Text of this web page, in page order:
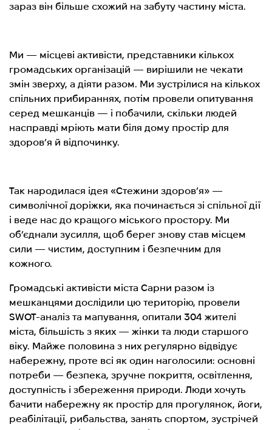
зараз він більше схожий на забуту частину міста.
Ми — місцеві активісти, представники кількох
громадських організацій — вирішили не чекати
змін зверху, а діяти разом. Ми зустрілися на кількох
спільних прибираннях, потім провели опитування
серед мешканців — і побачили, скільки людей
насправді мріють мати біля дому простір для
здоров’я й відпочинку.
Так народилася ідея «Стежини здоров’я» —
символічної доріжки, яка починається зі спільної дії
і веде нас до кращого міського простору. Ми
об’єднали зусилля, щоб берег знову став місцем
сили — чистим, доступним і безпечним для
кожного.
Громадські активісти міста Сарни разом із
мешканцями дослідили цю територію, провели
SWOT-аналіз та мапування, опитали 304 жителі
міста, більшість з яких — жінки та люди старшого
віку. Майже половина з них регулярно відвідує
набережну, проте всі як один наголосили: основні
потреби — безпека, зручне покриття, освітлення,
доступність і збереження природи. Люди хочуть
бачити набережну як простір для прогулянок, йоги,
реабілітації, рибальства, занять спортом, зустрічей